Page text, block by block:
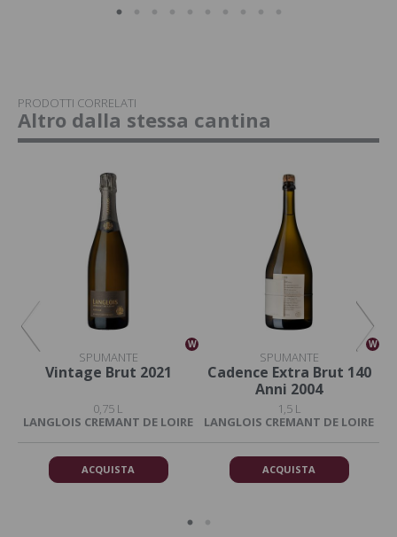
PRODOTTI CORRELATI
Altro dalla stessa cantina
W
SPUMANTE
Vintage Brut 2021
0,75 L
LANGLOIS CREMANT DE LOIRE
ACQUISTA
W
SPUMANTE
Cadence Extra Brut 140
Anni 2004
1,5 L
LANGLOIS CREMANT DE LOIRE
ACQUISTA